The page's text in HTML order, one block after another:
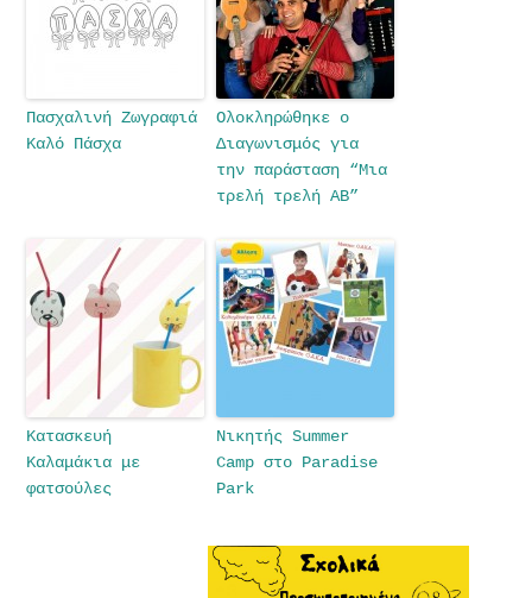
Πασχαλινή Ζωγραφιά
Καλό Πάσχα
Ολοκληρώθηκε ο
Διαγωνισμός για
την παράσταση “Μια
τρελή τρελή ΑΒ”
Κατασκευή
Καλαμάκια με
φατσούλες
Νικητής Summer
Camp στο Paradise
Park